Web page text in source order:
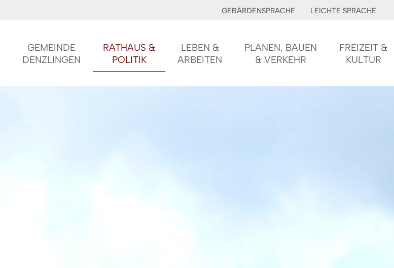
GEBÄRDENSPRACHE LEICHTE SPRACHE
GEMEINDE
DENZLINGEN
RATHAUS &
POLITIK
LEBEN &
ARBEITEN
PLANEN, BAUEN
& VERKEHR
FREIZEIT &
KULTUR